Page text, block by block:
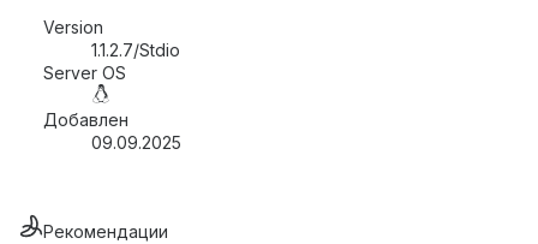
Version
1.1.2.7/Stdio
Server OS
Добавлен
09.09.2025
Рекомендации